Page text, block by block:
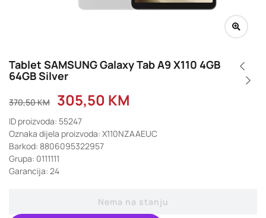
Tablet SAMSUNG Galaxy Tab A9 X110 4GB
64GB Silver
370,50KM 305,50 KM
ID proizvoda: 55247
Oznaka dijela proizvoda: X110NZAAEUC
Barkod: 8806095322957
Grupa: 0111111
Garancija: 24
Nema na stanju